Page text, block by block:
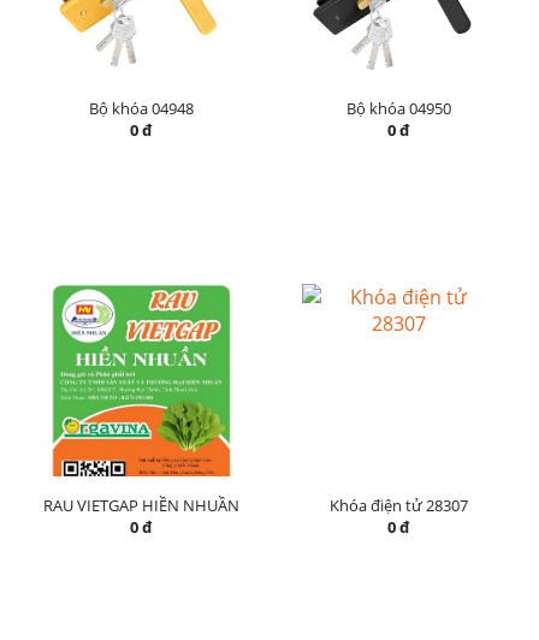
Bộ khóa 04948
0 đ
Bộ khóa 04950
0 đ
RAU VIETGAP HIỀN NHUẦN
0 đ
Khóa điện tử 28307
0 đ